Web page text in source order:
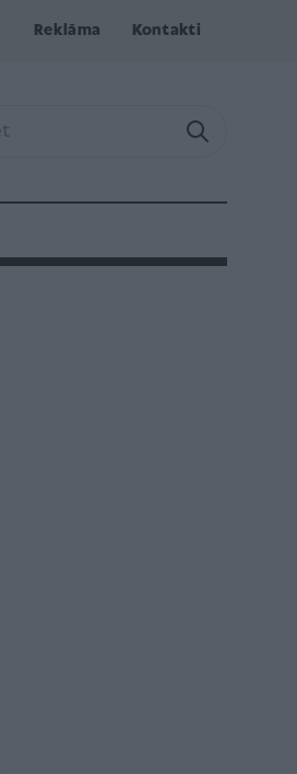
Reklāma Kontakti